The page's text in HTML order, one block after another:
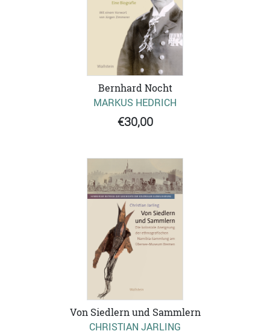
Bernhard Nocht
MARKUS HEDRICH
€30,00
Von Siedlern und Sammlern
CHRISTIAN JARLING